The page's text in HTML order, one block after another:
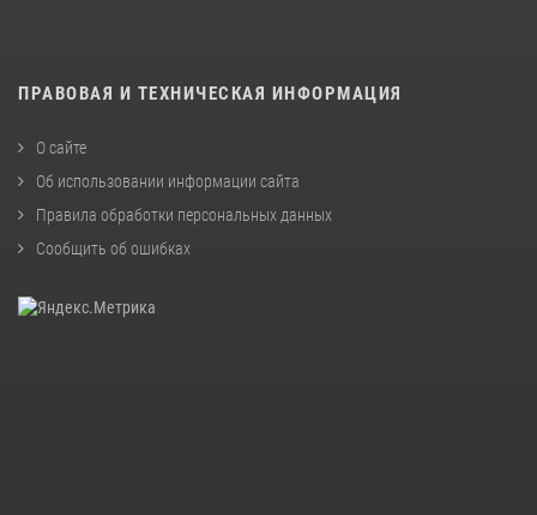
ПРАВОВАЯ И ТЕХНИЧЕСКАЯ ИНФОРМАЦИЯ
О сайте
Об использовании информации сайта
Правила обработки персональных данных
Сообщить об ошибках